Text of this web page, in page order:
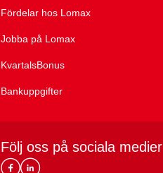
Fördelar hos Lomax
Jobba på Lomax
KvartalsBonus
Bankuppgifter
Följ oss på sociala medier
Lomax DK Facebook
Lomax SE LinkIn